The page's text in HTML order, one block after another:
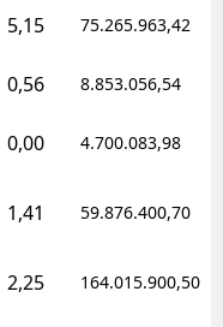
5,15 75.265.963,42
0,56 8.853.056,54
0,00 4.700.083,98
1,41 59.876.400,70
2,25 164.015.900,50